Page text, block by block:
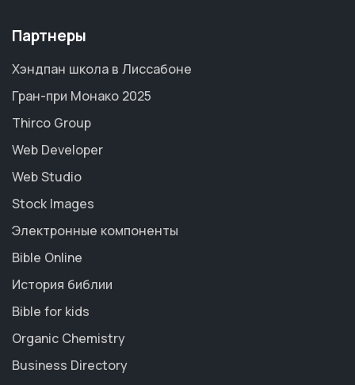
Партнеры
Хэндпан школа в Лиссабоне
Гран-при Монако 2025
Thirco Group
Web Developer
Web Studio
Stock Images
Электронные компоненты
Bible Online
История библии
Bible for kids
Organic Chemistry
Business Directory